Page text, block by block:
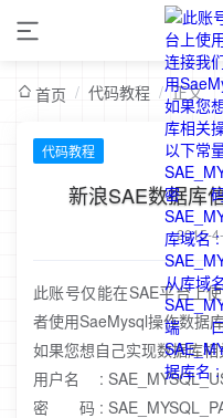
首页 / 代码教程 / 正文
代码教程
新浪SAE数据库
2015-
此账号仅能在SAE平台上
者使用SaeMysql操作数据
如果您想自己实现数据库
用户名 :
密 码 :